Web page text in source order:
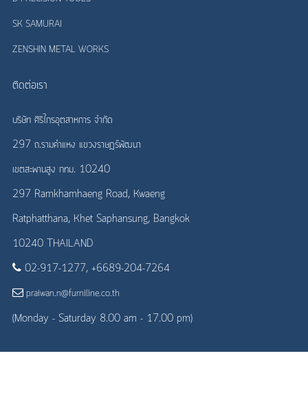
SK SAMURAI
ZENSHIN METAL WORKS
ติดต่อเรา
บริษัท ศิริไกรอุตสาหการ จำกัด
297 ถ.รามคำแหง แขวงราษฎร์พัฒนา
เขตสะพานสูง กทม. 10240
297 Ramkhamhaeng Road, Kwaeng
Ratphatthana, Khet Saphansung, Bangkok
10240 THAILAND
02-917-1277, +6689-204-7264
praiwan.n@furniline.co.th
(Monday - Saturday 8.00 am - 17.00 pm)